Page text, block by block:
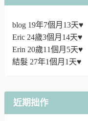
blog 19年7個月13天♥
Eric 24歲3個月14天♥
Erin 20歲11個月5天♥
結髮 27年1個月1天♥
近期拙作